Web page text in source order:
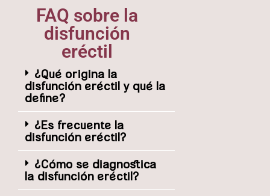
FAQ sobre la
disfunción
eréctil
¿Qué origina la
disfunción eréctil y qué la
define?
¿Es frecuente la
disfunción eréctil?
¿Cómo se diagnostica
la disfunción eréctil?